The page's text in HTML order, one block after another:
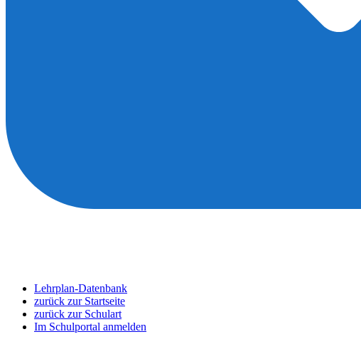
Lehrplan-Datenbank
zurück zur Startseite
zurück zur Schulart
Im Schulportal anmelden